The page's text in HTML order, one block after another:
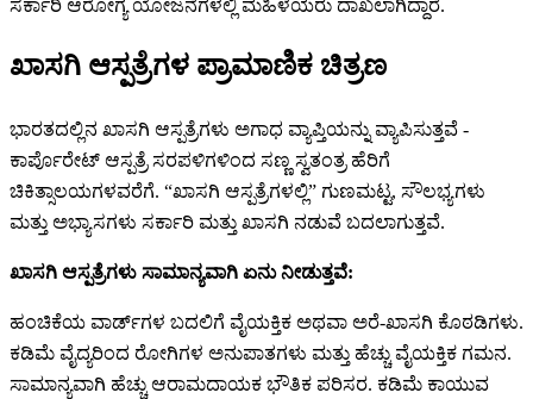
ಸರ್ಕಾರಿ ಆರೋಗ್ಯ ಯೋಜನೆಗಳಲ್ಲಿ ಮಹಿಳೆಯರು ದಾಖಲಾಗಿದ್ದಾರೆ.
ಖಾಸಗಿ ಆಸ್ಪತ್ರೆಗಳ ಪ್ರಾಮಾಣಿಕ ಚಿತ್ರಣ
ಭಾರತದಲ್ಲಿನ ಖಾಸಗಿ ಆಸ್ಪತ್ರೆಗಳು ಅಗಾಧ ವ್ಯಾಪ್ತಿಯನ್ನು ವ್ಯಾಪಿಸುತ್ತವೆ -
ಕಾರ್ಪೊರೇಟ್ ಆಸ್ಪತ್ರೆ ಸರಪಳಿಗಳಿಂದ ಸಣ್ಣ ಸ್ವತಂತ್ರ ಹೆರಿಗೆ
ಚಿಕಿತ್ಸಾಲಯಗಳವರೆಗೆ. “ಖಾಸಗಿ ಆಸ್ಪತ್ರೆಗಳಲ್ಲಿ” ಗುಣಮಟ್ಟ, ಸೌಲಭ್ಯಗಳು
ಮತ್ತು ಅಭ್ಯಾಸಗಳು ಸರ್ಕಾರಿ ಮತ್ತು ಖಾಸಗಿ ನಡುವೆ ಬದಲಾಗುತ್ತವೆ.
ಖಾಸಗಿ ಆಸ್ಪತ್ರೆಗಳು ಸಾಮಾನ್ಯವಾಗಿ ಏನು ನೀಡುತ್ತವೆ:
ಹಂಚಿಕೆಯ ವಾರ್ಡ್‌ಗಳ ಬದಲಿಗೆ ವೈಯಕ್ತಿಕ ಅಥವಾ ಅರೆ-ಖಾಸಗಿ ಕೊಠಡಿಗಳು.
ಕಡಿಮೆ ವೈದ್ಯರಿಂದ ರೋಗಿಗಳ ಅನುಪಾತಗಳು ಮತ್ತು ಹೆಚ್ಚು ವೈಯಕ್ತಿಕ ಗಮನ.
ಸಾಮಾನ್ಯವಾಗಿ ಹೆಚ್ಚು ಆರಾಮದಾಯಕ ಭೌತಿಕ ಪರಿಸರ. ಕಡಿಮೆ ಕಾಯುವ